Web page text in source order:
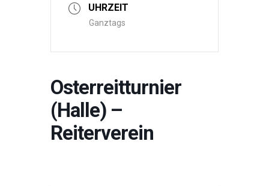
UHRZEIT
Ganztags
Osterreitturnier
(Halle) –
Reiterverein